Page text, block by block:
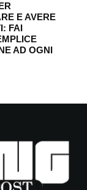
E AVERE
FAI
AD OGNI